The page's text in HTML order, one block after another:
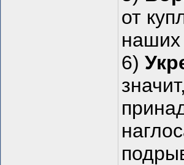
от
наших
6)